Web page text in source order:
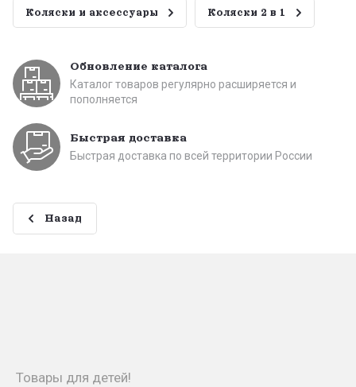
Коляски и аксессуары Коляски 2 в 1
Обновление каталога
Каталог товаров регулярно расширяется и
пополняется
Быстрая доставка
Быстрая доставка по всей территории России
Назад
Товары для детей!